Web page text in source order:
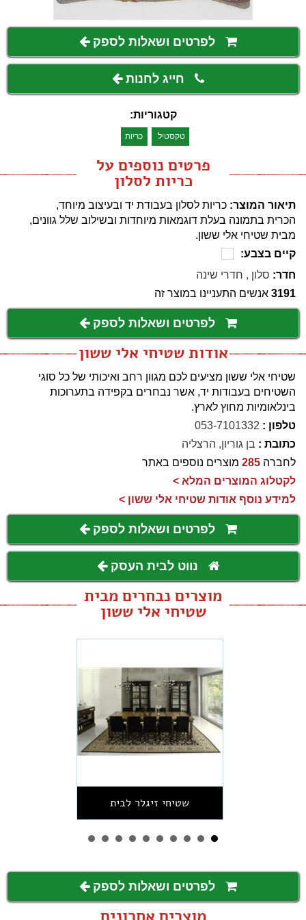
לפרטים ושאלות לספק
חייג לחנות
קטגוריות:
טקסטיל כריות
פרטים נוספים על
כריות לסלון
תיאור המוצר: כריות לסלון בעבודת יד ובעיצוב מיוחד,
הכרית בתמונה בעלת דוגמאות מיוחדות ובשילוב שלל גוונים,
מבית שטיחי אלי ששון.
קיים בצבע:
חדר: סלון , חדרי שינה
3191 אנשים התעניינו במוצר זה
לפרטים ושאלות לספק
אודות שטיחי אלי ששון
שטיחי אלי ששון מציעים לכם מגוון רחב ואיכותי של כל סוגי
השטיחים בעבודות יד, אשר נבחרים בקפידה בתערוכות
בינלאומיות מחוץ לארץ.
טלפון : 053-7101332
כתובת : בן גוריון, הרצליה
לחברה 285 מוצרים נוספים באתר
לקטלוג המוצרים המלא >
למידע נוסף אודות שטיחי אלי ששון >
לפרטים ושאלות לספק
נווט לבית העסק
מוצרים נבחרים מבית
שטיחי אלי ששון
שטיחי זיגלר לבית
לפרטים ושאלות לספק